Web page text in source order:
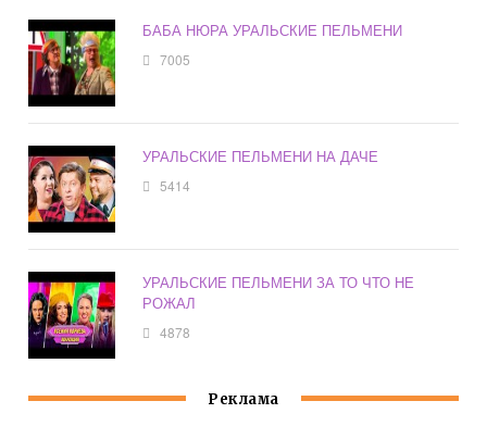
БАБА НЮРА УРАЛЬСКИЕ ПЕЛЬМЕНИ
7005
УРАЛЬСКИЕ ПЕЛЬМЕНИ НА ДАЧЕ
5414
УРАЛЬСКИЕ ПЕЛЬМЕНИ ЗА ТО ЧТО НЕ
РОЖАЛ
4878
Реклама